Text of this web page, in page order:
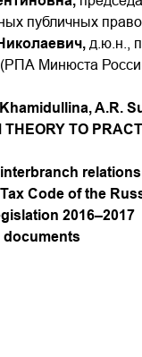
публичных
д.ю.н.,
(РПА Минюста
A.R.
TO
Code of the
2016–2017
documents